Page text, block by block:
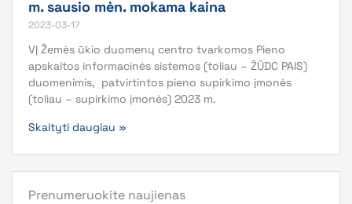
m. sausio mėn. mokama kaina
2023-03-17
VĮ Žemės ūkio duomenų centro tvarkomos Pieno
apskaitos informacinės sistemos (toliau – ŽŪDC PAIS)
duomenimis, patvirtintos pieno supirkimo įmonės
(toliau – supirkimo įmonės) 2023 m.
Skaityti daugiau »
Prenumeruokite naujienas